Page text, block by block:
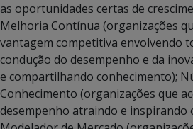
as oportunidades certas de
Melhoria Contínua (organizações
vantagem competitiva envolvendo
condução do desempenho e da
e compartilhando conhecimento);
Conhecimento (organizações que
desempenho atraindo e inspirando